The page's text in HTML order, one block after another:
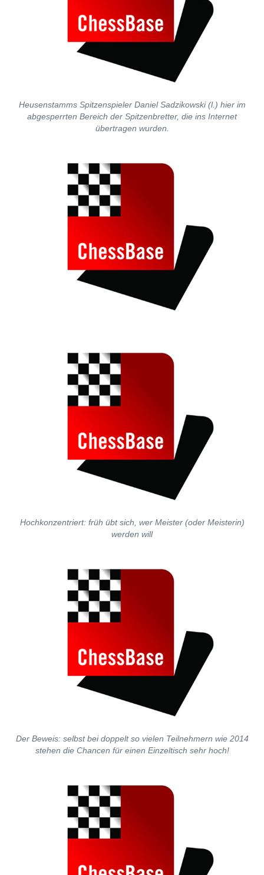
Heusenstamms Spitzenspieler Daniel Sadzikowski (l.) hier im
abgesperrten Bereich der Spitzenbretter, die ins Internet
übertragen wurden.
Hochkonzentriert: früh übt sich, wer Meister (oder Meisterin)
werden will
Der Beweis: selbst bei doppelt so vielen Teilnehmern wie 2014
stehen die Chancen für einen Einzeltisch sehr hoch!